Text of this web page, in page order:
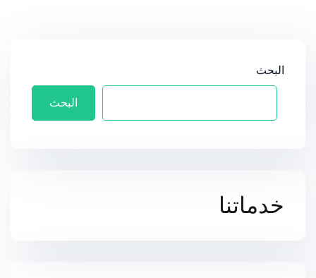
البحث
البحث
خدماتنا